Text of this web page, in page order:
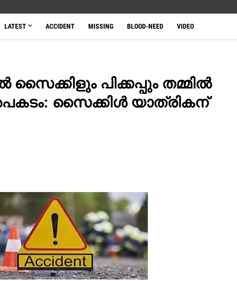
LATEST ACCIDENT MISSING BLOOD-NEED VIDEO
സൈക്കിളും പിക്കപ്പും തമ്മിൽ
അപകടം: സൈക്കിൾ യാത്രികന്